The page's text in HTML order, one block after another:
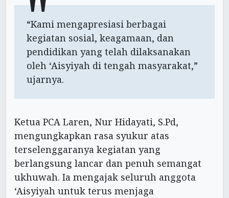
“Kami mengapresiasi berbagai
kegiatan sosial, keagamaan, dan
pendidikan yang telah dilaksanakan
oleh ‘Aisyiyah di tengah masyarakat,”
ujarnya.
Ketua PCA Laren, Nur Hidayati, S.Pd,
mengungkapkan rasa syukur atas
terselenggaranya kegiatan yang
berlangsung lancar dan penuh semangat
ukhuwah. Ia mengajak seluruh anggota
‘Aisyiyah untuk terus menjaga